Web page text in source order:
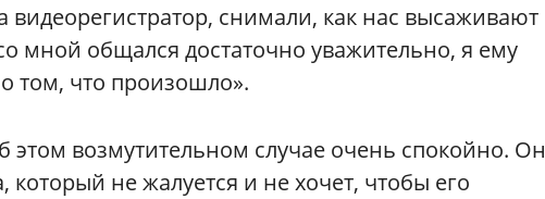
снимали, как нас высаживают
мной общался достаточно уважительно, я ему
том, что произошло».
этом возмутительном случае очень спокойно. Он
не жалуется и не хочет, чтобы его